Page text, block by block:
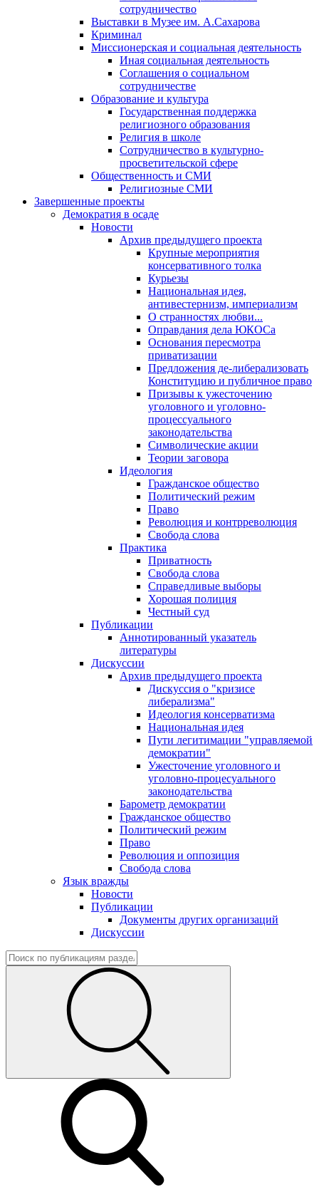
сотрудничество
Выставки в Музее им. А.Сахарова
Криминал
Миссионерская и социальная деятельность
Иная социальная деятельность
Соглашения о социальном
сотрудничестве
Образование и культура
Государственная поддержка
религиозного образования
Религия в школе
Сотрудничество в культурно-
просветительской сфере
Общественность и СМИ
Религиозные СМИ
Завершенные проекты
Демократия в осаде
Новости
Архив предыдущего проекта
Крупные мероприятия
консервативного толка
Курьезы
Национальная идея,
антивестернизм, империализм
О странностях любви...
Оправдания дела ЮКОСа
Основания пересмотра
приватизации
Предложения де-либерализовать
Конституцию и публичное право
Призывы к ужесточению
уголовного и уголовно-
процессуального
законодательства
Символические акции
Теории заговора
Идеология
Гражданское общество
Политический режим
Право
Революция и контрреволюция
Свобода слова
Практика
Приватность
Свобода слова
Справедливые выборы
Хорошая полиция
Честный суд
Публикации
Аннотированный указатель
литературы
Дискуссии
Архив предыдущего проекта
Дискуссия о "кризисе
либерализма"
Идеология консерватизма
Национальная идея
Пути легитимации "управляемой
демократии"
Ужесточение уголовного и
уголовно-процесуального
законодательства
Барометр демократии
Гражданское общество
Политический режим
Право
Революция и оппозиция
Свобода слова
Язык вражды
Новости
Публикации
Документы других организаций
Дискуссии